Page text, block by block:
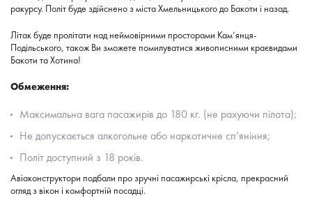
ракурсу. Політ буде здійснено з міста Хмельницького до Бакоти і назад.
Літак буде пролітати над неймовірними просторами Кам’янця-
Подільського, також Ви зможете помилуватися живописними краєвидами
Бакоти та Хотина!
Обмеження:
Максимальна вага пасажирів до 180 кг. (не рахуючи пілота);
Не допускається алкогольне або наркотичне сп’яніння;
Політ доступний з 18 років.
Авіаконструктори подбали про зручні пасажирські крісла, прекрасний
огляд з вікон і комфортній посадці.